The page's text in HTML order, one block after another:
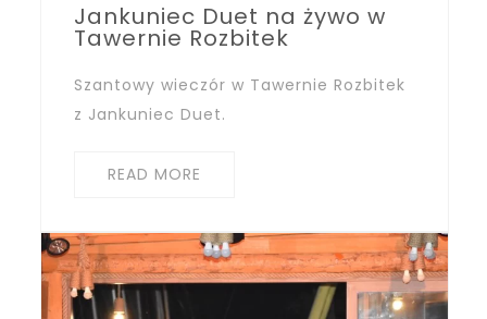
Jankuniec Duet na żywo w
Tawernie Rozbitek
Szantowy wieczór w Tawernie Rozbitek
z Jankuniec Duet.
READ MORE